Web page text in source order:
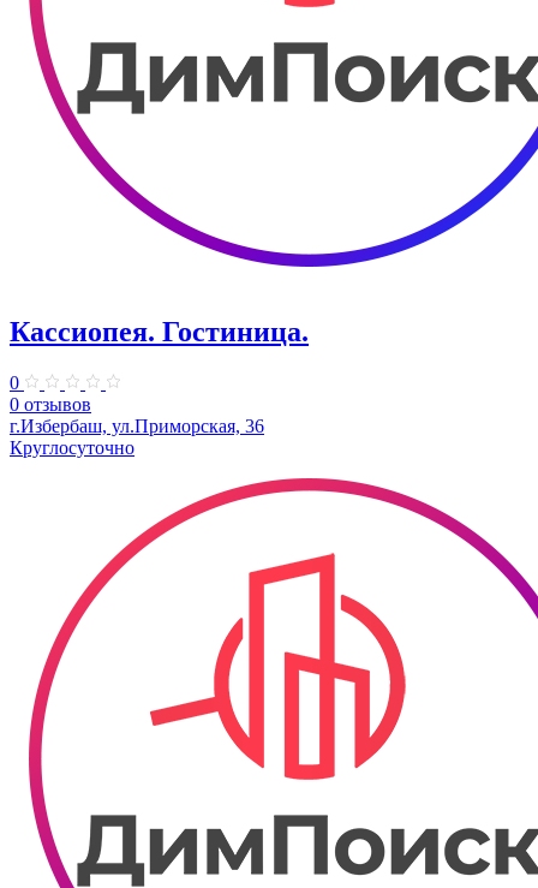
Кассиопея. Гостиница.
0
0 отзывов
г.Избербаш, ул.Приморская, 36
Круглосуточно